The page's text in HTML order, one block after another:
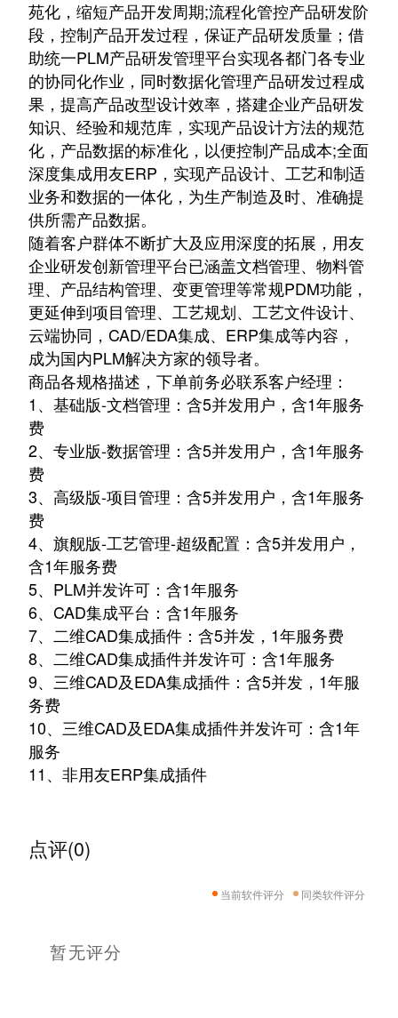
苑化，缩短产品开发周期;流程化管控产品研发阶
段，控制产品开发过程，保证产品研发质量；借
助统一PLM产品研发管理平台实现各都门各专业
的协同化作业，同时数据化管理产品研发过程成
果，提高产品改型设计效率，搭建企业产品研发
知识、经验和规范库，实现产品设计方法的规范
化，产品数据的标准化，以便控制产品成本;全面
深度集成用友ERP，实现产品设计、工艺和制适
业务和数据的一体化，为生产制造及时、准确提
供所需产品数据。
随着客户群体不断扩大及应用深度的拓展，用友
企业研发创新管理平台已涵盖文档管理、物料管
理、产品结构管理、变更管理等常规PDM功能，
更延伸到项目管理、工艺规划、工艺文件设计、
云端协同，CAD/EDA集成、ERP集成等内容，
成为国内PLM解决方家的领导者。
商品各规格描述，下单前务必联系客户经理：
1、基础版-文档管理：含5并发用户，含1年服务
费
2、专业版-数据管理：含5并发用户，含1年服务
费
3、高级版-项目管理：含5并发用户，含1年服务
费
4、旗舰版-工艺管理-超级配置：含5并发用户，
含1年服务费
5、PLM并发许可：含1年服务
6、CAD集成平台：含1年服务
7、二维CAD集成插件：含5并发，1年服务费
8、二维CAD集成插件并发许可：含1年服务
9、三维CAD及EDA集成插件：含5并发，1年服
务费
10、三维CAD及EDA集成插件并发许可：含1年
服务
11、非用友ERP集成插件
点评(0)
当前软件评分 同类软件评分
暂无评分